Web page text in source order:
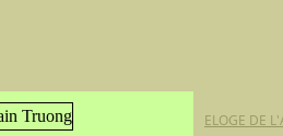
ELOGE DE